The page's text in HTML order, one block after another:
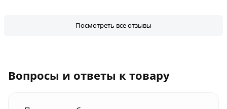
Посмотреть все отзывы
Вопросы и ответы к товару